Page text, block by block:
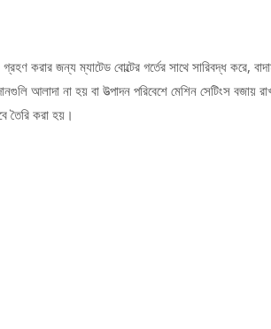
করার জন্য ম্যাটেড বোল্টের গর্তের সাথে সারিবদ্ধ করে,
আলাদা না হয় বা উত্পাদন পরিবেশে মেশিন সেটিংস বজায়
তৈরি করা হয়।